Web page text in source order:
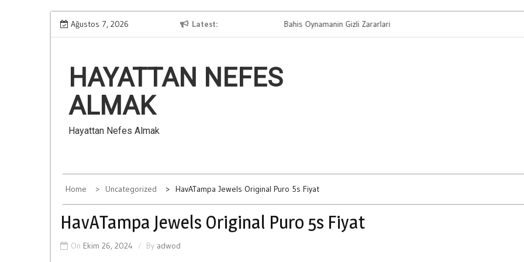
Skip
to
Ağustos 7, 2026 Latest
Kumarin Aile İliskilerine Verdigi Zararlar Bahis Oynamanin Gizli Zararlari
HAYATTAN NEFES
ALMAK
Hayattan Nefes Almak
Home Uncategorized HavATampa Jewels Original Puro 5s Fiyat
HavATampa Jewels Original Puro 5s Fiyat
On Ekim 26, 2024 By adwod